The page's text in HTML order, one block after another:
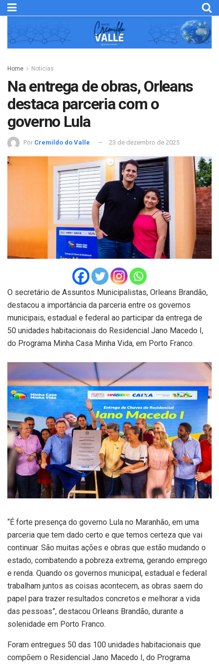
Home Notícias
Na entrega de obras, Orleans
destaca parceria com o
governo Lula
Por Cremildo do Valle 23 de dezembro de 2025
O secretário de Assuntos Municipalistas, Orleans Brandão,
destacou a importância da parceria entre os governos
municipais, estadual e federal ao participar da entrega de
50 unidades habitacionais do Residencial Jano Macedo I,
do Programa Minha Casa Minha Vida, em Porto Franco.
“É forte presença do governo Lula no Maranhão, em uma
parceria que tem dado certo e que temos certeza que vai
continuar. São muitas ações e obras que estão mudando o
estado, combatendo a pobreza extrema, gerando emprego
e renda. Quando os governos municipal, estadual e federal
trabalham juntos as coisas acontecem, as obras saem do
papel para trazer resultados concretos e melhorar a vida
das pessoas”, destacou Orleans Brandão, durante a
solenidade em Porto Franco.
Foram entregues 50 das 100 unidades habitacionais que
compõem o Residencial Jano Macedo I, do Programa